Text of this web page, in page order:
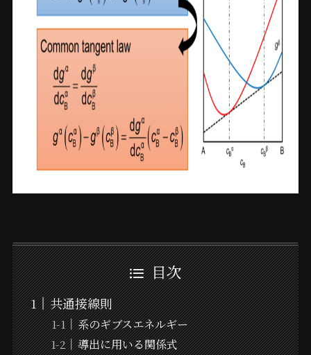
目次
共通接線則
系のギブスエネルギー
導出に用いる関係式